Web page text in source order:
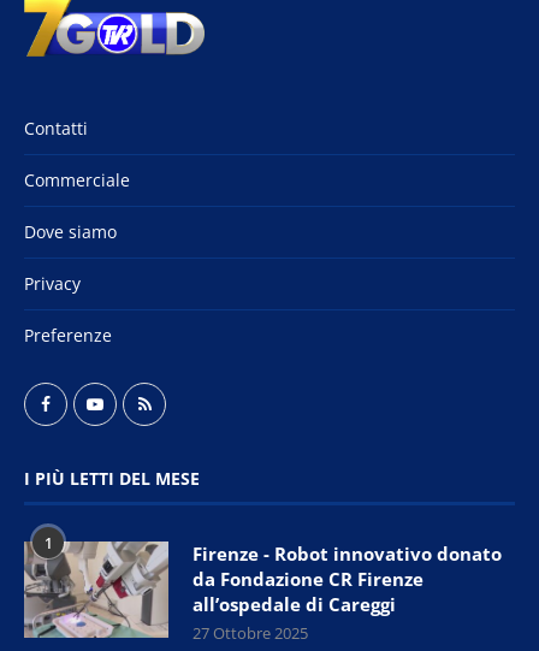
Contatti
Commerciale
Dove siamo
Privacy
Preferenze
I PIÙ LETTI DEL MESE
1
Firenze - Robot innovativo donato
da Fondazione CR Firenze
all’ospedale di Careggi
27 Ottobre 2025